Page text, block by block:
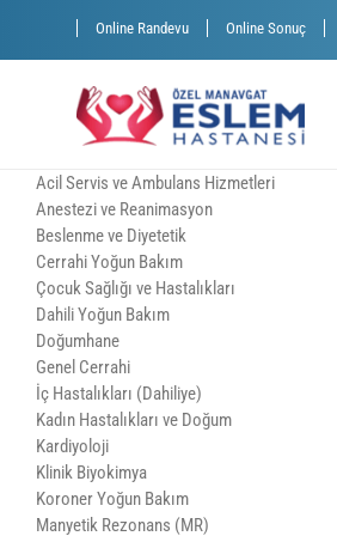
Online Randevu Online Sonuç
Acil Servis ve Ambulans Hizmetleri
Anestezi ve Reanimasyon
Beslenme ve Diyetetik
Cerrahi Yoğun Bakım
Çocuk Sağlığı ve Hastalıkları
Dahili Yoğun Bakım
Doğumhane
Genel Cerrahi
İç Hastalıkları (Dahiliye)
Kadın Hastalıkları ve Doğum
Kardiyoloji
Klinik Biyokimya
Koroner Yoğun Bakım
Manyetik Rezonans (MR)